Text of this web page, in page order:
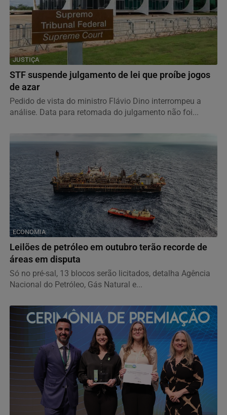
JUSTIÇA
STF suspende julgamento de lei que proíbe jogos
de azar
Pedido de vista do ministro Flávio Dino interrompeu a
análise. Data para retomada do julgamento não foi...
ECONOMIA
Leilões de petróleo em outubro terão recorde de
áreas em disputa
Só no pré-sal, 13 blocos serão licitados, detalha Agência
Nacional do Petróleo, Gás Natural e...